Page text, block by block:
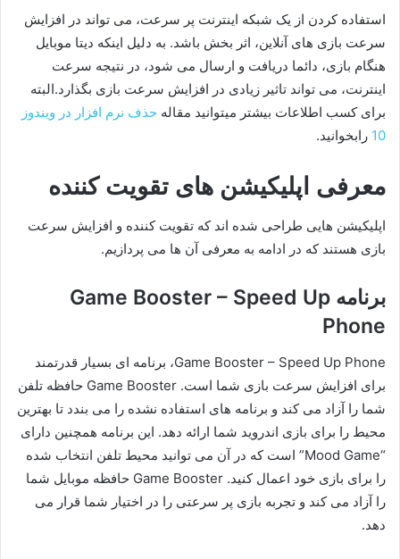
استفاده کردن از یک شبکه اینترنت پر سرعت، می تواند در افزایش
سرعت بازی های آنلاین، اثر بخش باشد. به دلیل اینکه دیتا موبایل
هنگام بازی، دائما دریافت و ارسال می شود، در نتیجه سرعت
اینترنت، می تواند تاثیر زیادی در افزایش سرعت بازی بگذارد.البته
برای کسب اطلاعات بیشتر میتوانید مقاله حذف نرم افزار در ویندوز
10 رابخوانید.
معرفی اپلیکیشن های تقویت کننده
اپلیکیشن هایی طراحی شده اند که تقویت کننده و افزایش سرعت
بازی هستند که در ادامه به معرفی آن ها می پردازیم.
برنامه Game Booster – Speed Up
Phone
Game Booster – Speed Up Phone، برنامه ای بسیار قدرتمند
برای افزایش سرعت بازی شما است. Game Booster حافظه تلفن
شما را آزاد می کند و برنامه های استفاده نشده را می بندد تا بهترین
محیط را برای بازی اندروید شما ارائه دهد. این برنامه همچنین دارای
“Mood Game” است که در آن می توانید محیط تلفن انتخاب شده
را برای بازی خود اعمال کنید. Game Booster حافظه موبایل شما
را آزاد می کند و تجربه بازی پر سرعتی را در اختیار شما قرار می
دهد.